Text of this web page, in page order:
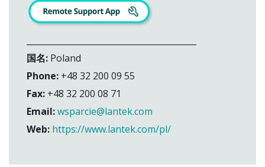
国名: Poland
Phone: +48 32 200 09 55
Fax: +48 32 200 08 71
Email:wsparcie@lantek.com
Web: https://www.lantek.com/pl/